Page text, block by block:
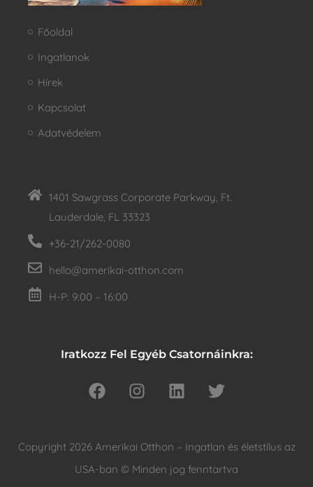
Főoldal
Ingatlanok
Hírek
Kapcsolat
Adatvédelem
1401 Sawgrass Corporate Parkway, Ft.
Lauderdale, FL 33323
+36-21/262-0080
hello@amerikai-otthon.com
H-P: 9:00 – 16:00
Iratkozz Fel Egyéb Csatornáinkra:
Copyright 2026 Amerikai Otthon – Ingatlan és életstílus az
USA-ban © Minden jog fenntartva